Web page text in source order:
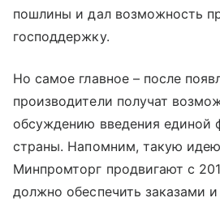
пошлины и дал возможность
господдержку.
Но самое главное – после
производители получат
обсуждению введения единой
страны. Напомним, такую
Минпромторг продвигают с
должно обеспечить заказами